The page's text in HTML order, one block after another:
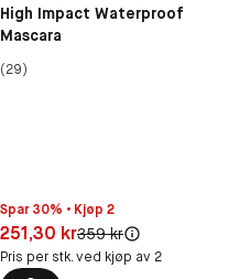
High Impact Waterproof
Mascara
(29)
Spar 30% • Kjøp 2
Pris: 251,30 kr
251,30 krOriginal pris:
359 kr
Pris per stk. ved kjøp av 2